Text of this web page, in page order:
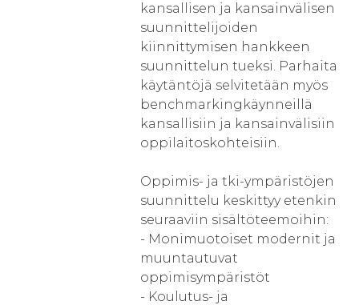
kansallisen ja kansainvälisen
suunnittelijoiden
kiinnittymisen hankkeen
suunnittelun tueksi. Parhaita
käytäntöjä selvitetään myös
benchmarkingkäynneillä
kansallisiin ja kansainvälisiin
oppilaitoskohteisiin.
Oppimis- ja tki-ympäristöjen
suunnittelu keskittyy etenkin
seuraaviin sisältöteemoihin:
- Monimuotoiset modernit ja
muuntautuvat
oppimisympäristöt
- Koulutus- ja